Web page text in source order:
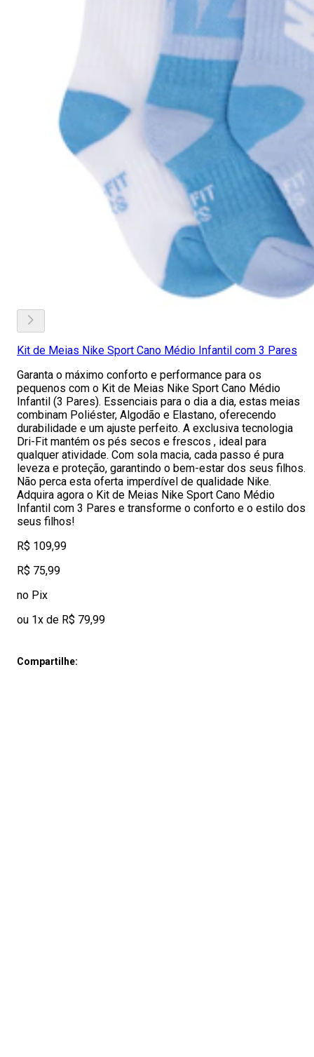
Kit de Meias Nike Sport Cano Médio Infantil com 3 Pares
Garanta o máximo conforto e performance para os
pequenos com o Kit de Meias Nike Sport Cano Médio
Infantil (3 Pares). Essenciais para o dia a dia, estas meias
combinam Poliéster, Algodão e Elastano, oferecendo
durabilidade e um ajuste perfeito. A exclusiva tecnologia
Dri-Fit mantém os pés secos e frescos , ideal para
qualquer atividade. Com sola macia, cada passo é pura
leveza e proteção, garantindo o bem-estar dos seus filhos.
Não perca esta oferta imperdível de qualidade Nike.
Adquira agora o Kit de Meias Nike Sport Cano Médio
Infantil com 3 Pares e transforme o conforto e o estilo dos
seus filhos!
R$ 109,99
R$ 75,99
no Pix
ou 1x de R$ 79,99
Compartilhe: